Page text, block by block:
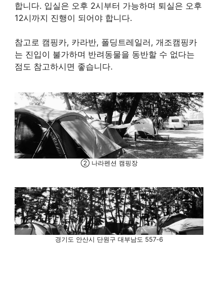
합니다. 입실은 오후 2시부터 가능하며 퇴실은 오후
12시까지 진행이 되어야 합니다.
참고로 캠핑카, 카라반, 폴딩트레일러, 개조캠핑카
는 진입이 불가하며 반려동물을 동반할 수 없다는
점도 참고하시면 좋습니다.
② 나라펜션 캠핑장
경기도 안산시 단원구 대부남도 557-6